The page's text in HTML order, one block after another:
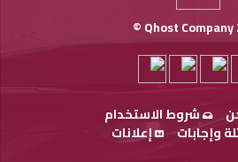
Qhost Company
شروط الاستخدام
وإجابات إعلانات